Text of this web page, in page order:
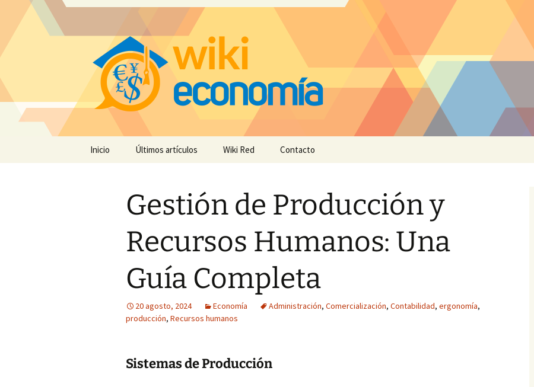
Inicio Últimos artículos Wiki Red Contacto
Gestión de Producción y
Recursos Humanos: Una
Guía Completa
20 agosto, 2024 Economía Administración, Comercialización, Contabilidad, ergonomía,
producción, Recursos humanos
Sistemas de Producción